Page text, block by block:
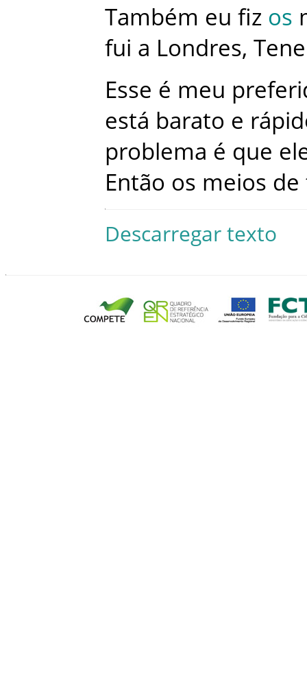
Também eu fiz os
fui a Londres,
Esse é meu
está barato e
problema é que
Então os meios de
Descarregar texto